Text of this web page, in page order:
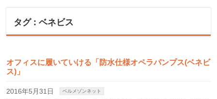
タグ : ベネビス
オフィスに履いていける「防水仕様オペラパンプス(ベネビ
ス)」
2016年5月31日 ベルメゾンネット